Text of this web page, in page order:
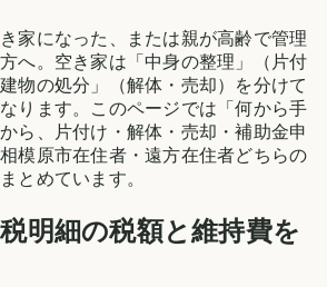
家になった、または親が高齢で管理
へ。空き家は「中身の整理」（片付
物の処分」（解体・売却）を分けて
ります。このページでは「何から手
ら、片付け・解体・売却・補助金申
相模原市在住者・遠方在住者どちらの
とめています。
明細の税額と維持費を